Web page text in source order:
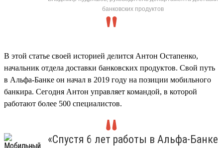
банковских продуктов
В этой статье своей историей делится Антон Остапенко,
начальник отдела доставки банковских продуктов. Свой путь
в Альфа-Банке он начал в 2019 году на позиции мобильного
банкира. Сегодня Антон управляет командой, в которой
работают более 500 специалистов.
«Спустя 6 лет работы в Альфа-Банке